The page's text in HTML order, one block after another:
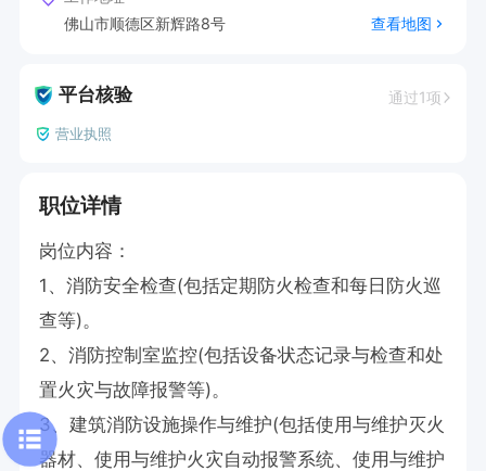
佛山市顺德区新辉路8号
查看地图
平台核验 通过1项
营业执照
职位详情
岗位内容：
1、消防安全检查(包括定期防火检查和每日防火巡
查等)。
2、消防控制室监控(包括设备状态记录与检查和处
置火灾与故障报警等)。
3、建筑消防设施操作与维护(包括使用与维护灭火
器材、使用与维护火灾自动报警系统、使用与维护